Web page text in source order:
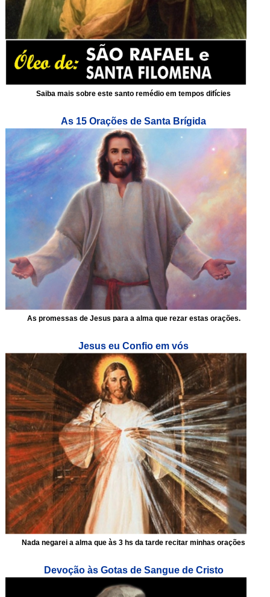
Saiba mais sobre este santo remédio em tempos difícies
As 15 Orações de Santa Brígida
As promessas de Jesus para a alma que rezar estas orações.
Jesus eu Confio em vós
Nada negarei a alma que às 3 hs da tarde recitar minhas orações
Devoção às Gotas de Sangue de Cristo